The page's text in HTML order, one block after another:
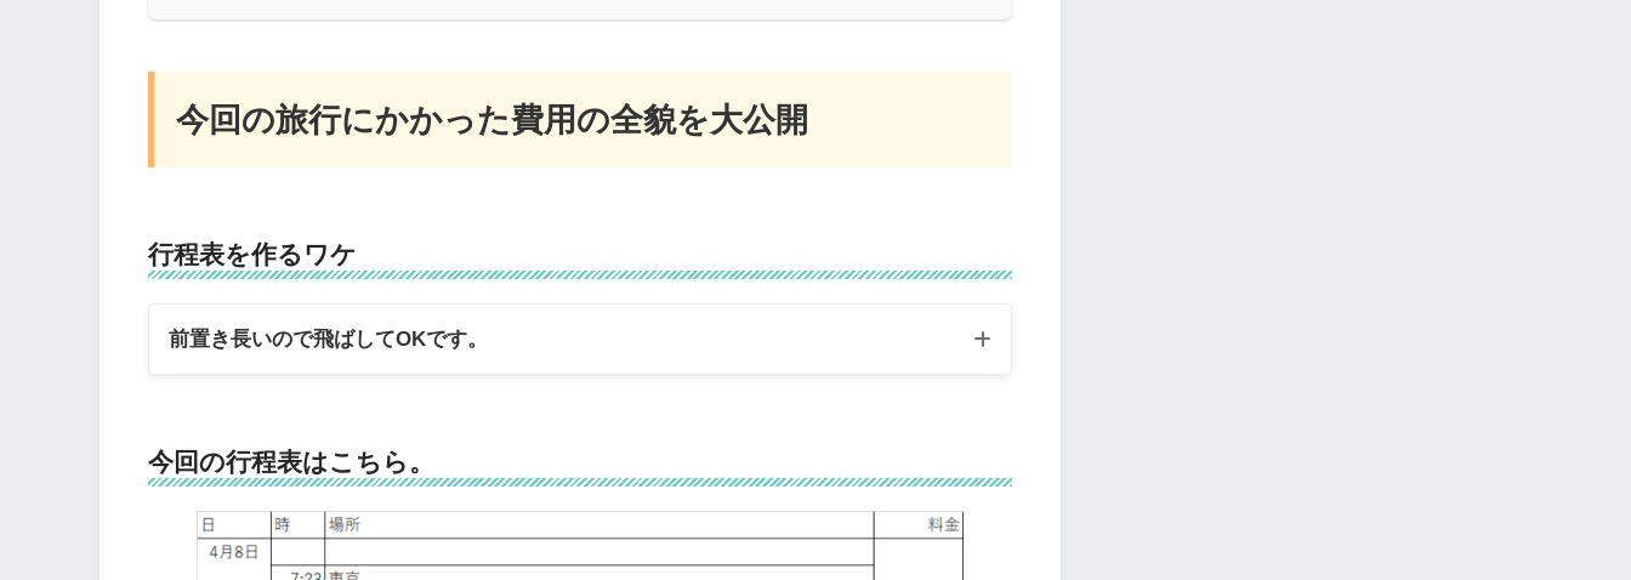
今回の旅行にかかった費用の全貌を大公開
行程表を作るワケ
前置き長いので飛ばしてOKです。
「現実から離れるのが旅行の醍醐味なのに真っ先に現実的なこと考え
てるーーーーー！」
今回の行程表はこちら。